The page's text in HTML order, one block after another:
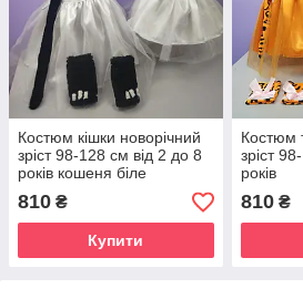
Костюм кішки новорічний
зріст 98-128 см від 2 до 8
років кошеня біле
810 ₴
Купити
Костюм
зріст
років
810₴